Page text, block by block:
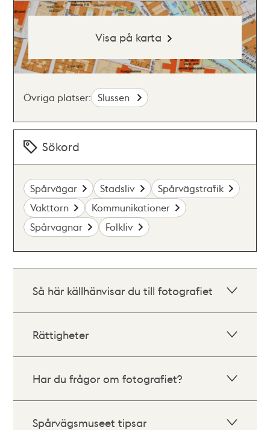
Visa på karta
Övriga platser: Slussen
Sökord
Spårvägar Stadsliv
Spårvägstrafik
Vakttorn
Kommunikationer
Spårvagnar
Folkliv
Så här källhänvisar du till fotografiet
Rättigheter
Har du frågor om fotografiet?
Spårvägsmuseet tipsar